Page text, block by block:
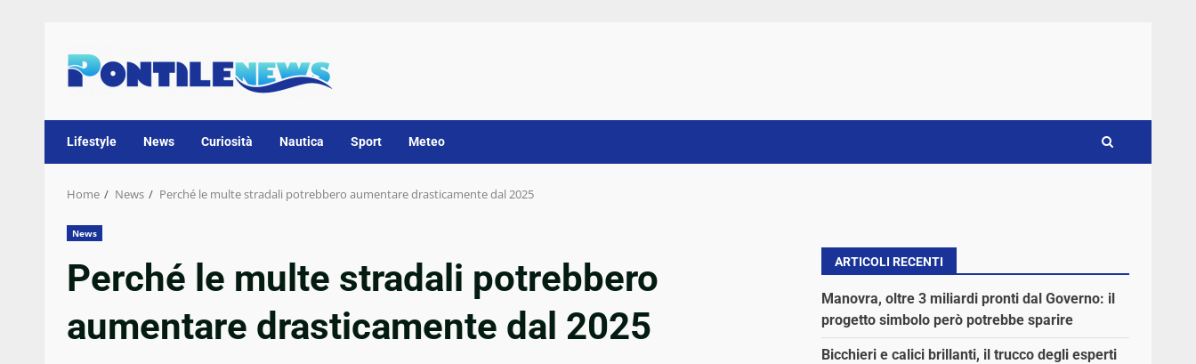
content
Lifestyle News Curiosità Nautica Sport Meteo
Home News Perché le multe stradali potrebbero aumentare drasticamente dal 2025
News
Perché le multe stradali potrebbero
aumentare drasticamente dal 2025
ARTICOLI RECENTI
Manovra, oltre 3 miliardi pronti dal Governo: il
progetto simbolo però potrebbe sparire
Bicchieri e calici brillanti, il trucco degli esperti